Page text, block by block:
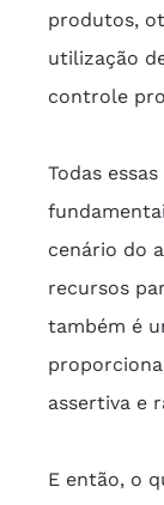
produtos,
utilização
controle
Todas
cenário do
recursos
também é
assertiva e
E então, o